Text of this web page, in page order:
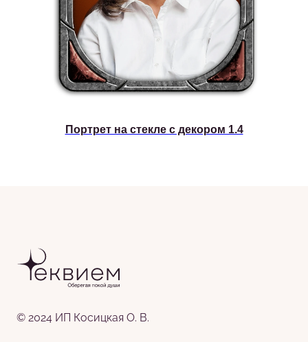
Портрет на стекле с декором 1.4
© 2024 ИП Косицкая О. В.